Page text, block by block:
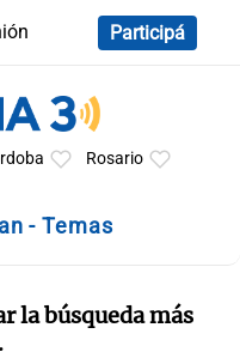
Participá
Rosario
- Temas
la búsqueda más